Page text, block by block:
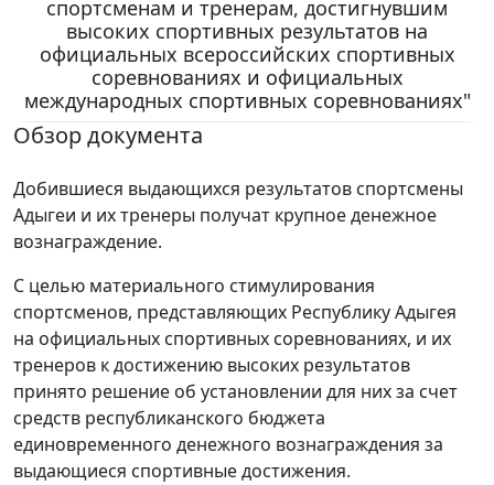
спортсменам и тренерам, достигнувшим
высоких спортивных результатов на
официальных всероссийских спортивных
соревнованиях и официальных
международных спортивных соревнованиях"
Обзор документа
Добившиеся выдающихся результатов спортсмены
Адыгеи и их тренеры получат крупное денежное
вознаграждение.
С целью материального стимулирования
спортсменов, представляющих Республику Адыгея
на официальных спортивных соревнованиях, и их
тренеров к достижению высоких результатов
принято решение об установлении для них за счет
средств республиканского бюджета
единовременного денежного вознаграждения за
выдающиеся спортивные достижения.